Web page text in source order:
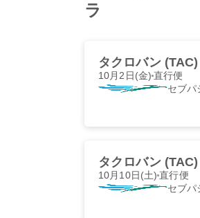
ラ
タクロバン (TAC)
10月2日(金)直行便
セブパ
タクロバン (TAC)
10月10日(土)直行便
セブパ